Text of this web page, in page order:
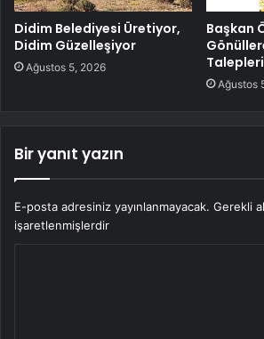
Didim Belediyesi Üretiyor,
Didim Güzelleşiyor
Ağustos 5, 2026
Başkan
Ağustos
Bir yanıt yazın
E-posta adresiniz yayınlanmayacak. Gerekli
işaretlenmişlerdir